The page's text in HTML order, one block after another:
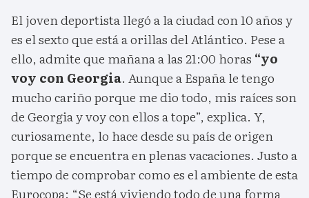
El joven deportista llegó a la ciudad con 10 años y
es el sexto que está a orillas del Atlántico. Pese a
ello, admite que mañana a las 21:00 horas “yo
voy con Georgia. Aunque a España le tengo
mucho cariño porque me dio todo, mis raíces son
de Georgia y voy con ellos a tope”, explica. Y,
curiosamente, lo hace desde su país de origen
porque se encuentra en plenas vacaciones. Justo a
tiempo de comprobar como es el ambiente de esta
Eurocopa: “Se está viviendo todo de una forma